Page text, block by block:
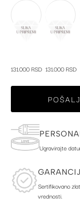
131.000 RSD 131.000 RSD
Ugravirajte
Sertifikovano
vrednosti.